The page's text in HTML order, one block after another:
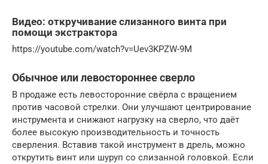
Видео: откручивание слизанного винта при
помощи экстрактора
https://youtube.com/watch?v=Uev3KPZW-9M
Обычное или левостороннее сверло
В продаже есть левосторонние свёрла с вращением
против часовой стрелки. Они улучшают центрирование
инструмента и снижают нагрузку на сверло, что даёт
более высокую производительность и точность
сверления. Вставив такой инструмент в дрель, можно
открутить винт или шуруп со слизанной головкой. Если